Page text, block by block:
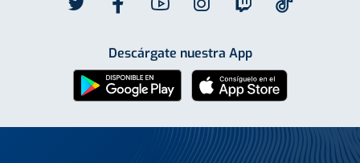
Descárgate nuestra App